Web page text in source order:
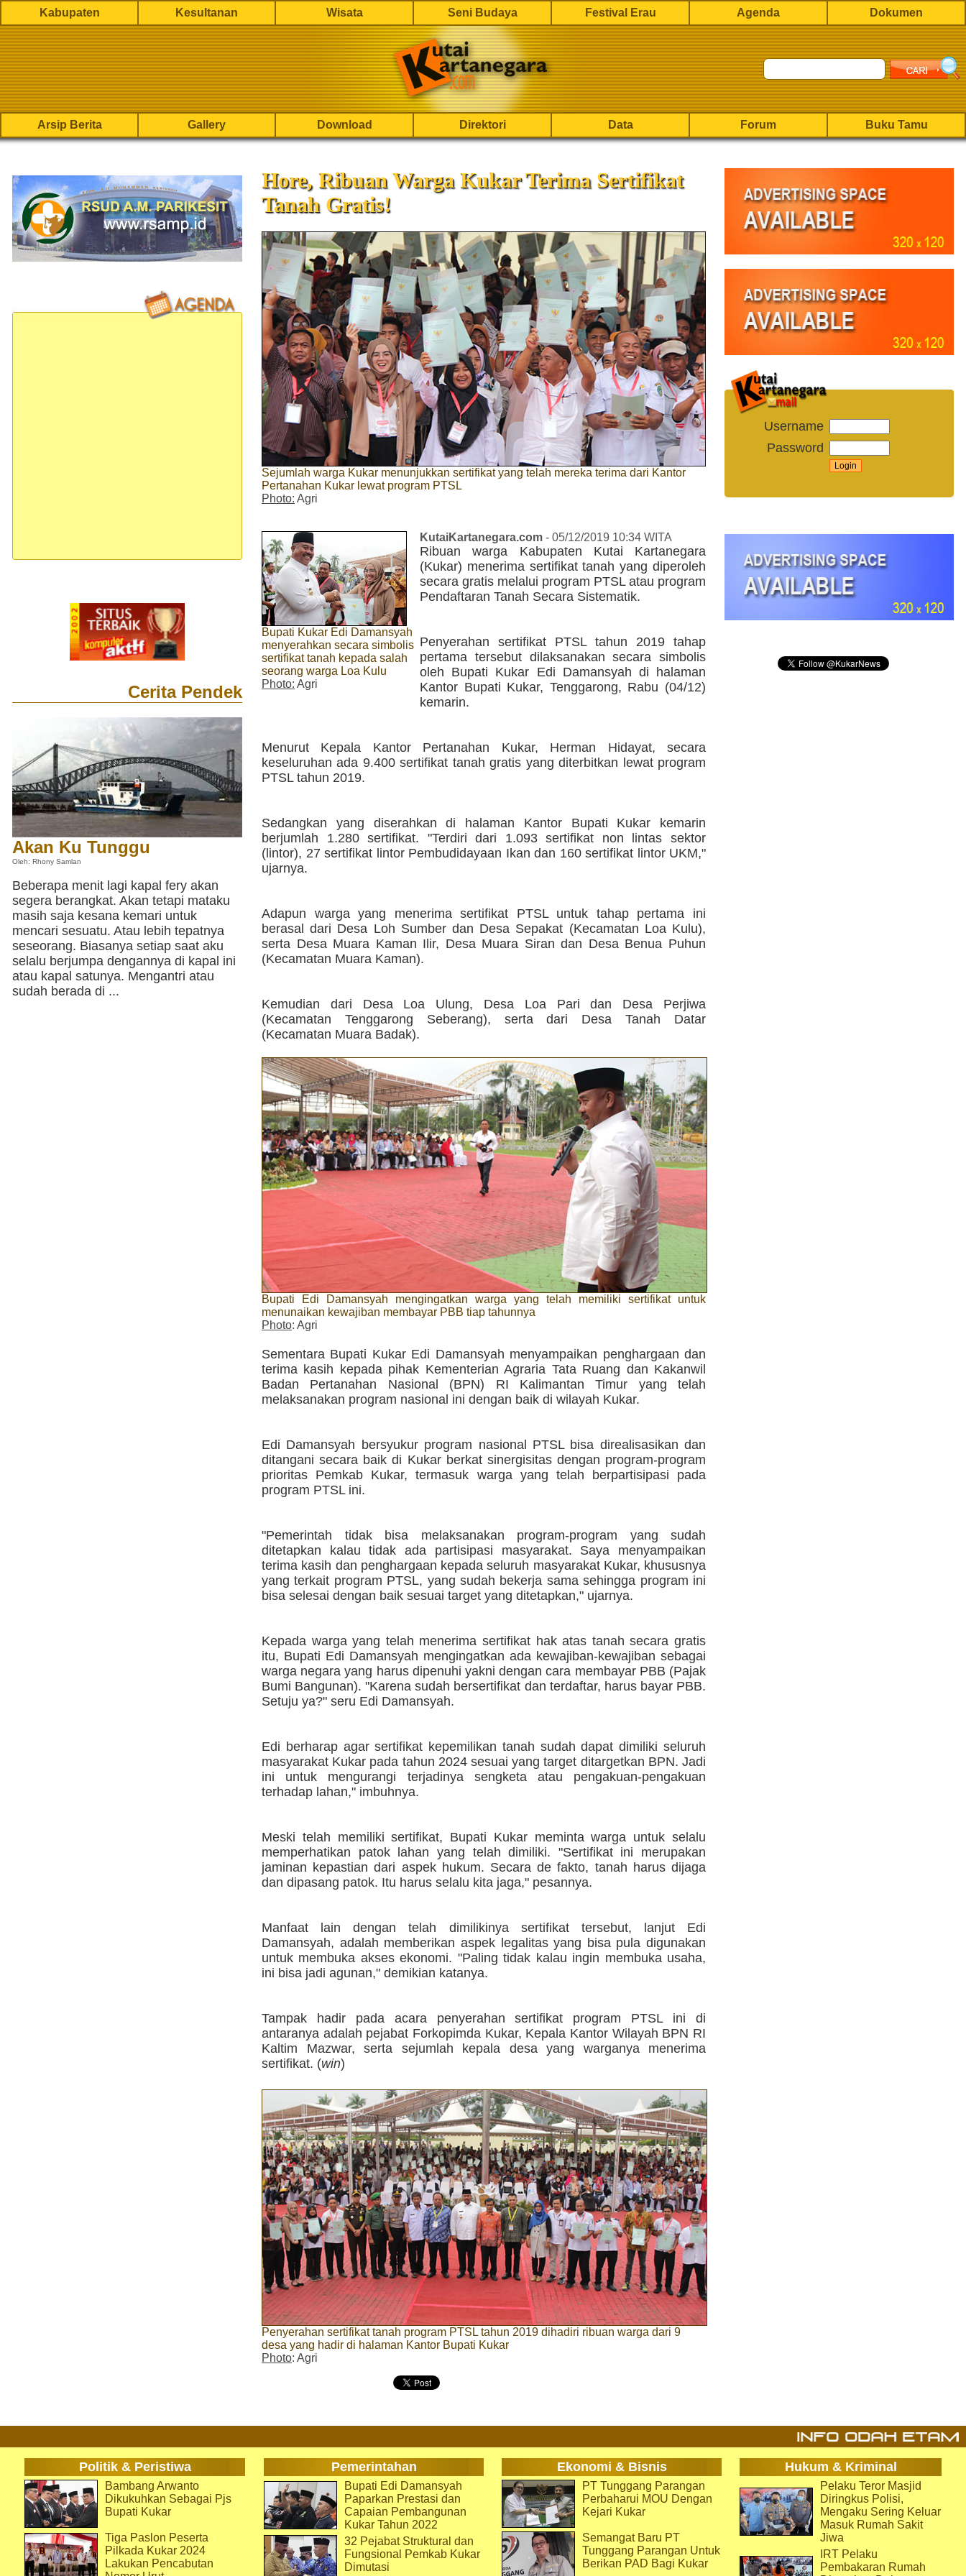
Kabupaten Kesultanan Wisata Seni Budaya Festival Erau Agenda Dokumen
Arsip Berita Gallery Download Direktori Data Forum Buku Tamu
Cerita Pendek
Akan Ku Tunggu
Oleh: Rhony Samlan
Beberapa menit lagi kapal fery akan
segera berangkat. Akan tetapi mataku
masih saja kesana kemari untuk
mencari sesuatu. Atau lebih tepatnya
seseorang. Biasanya setiap saat aku
selalu berjumpa dengannya di kapal ini
atau kapal satunya. Mengantri atau
sudah berada di ...
Hore, Ribuan Warga Kukar Terima Sertifikat
Tanah Gratis!
Sejumlah warga Kukar menunjukkan sertifikat yang telah mereka terima dari Kantor
Pertanahan Kukar lewat program PTSL
Photo: Agri
Bupati Kukar Edi Damansyah
menyerahkan secara simbolis
sertifikat tanah kepada salah
seorang warga Loa Kulu
Photo: Agri
KutaiKartanegara.com - 05/12/2019 10:34 WITA
Ribuan warga Kabupaten Kutai Kartanegara
(Kukar) menerima sertifikat tanah yang diperoleh
secara gratis melalui program PTSL atau program
Pendaftaran Tanah Secara Sistematik.
Penyerahan sertifikat PTSL tahun 2019 tahap
pertama tersebut dilaksanakan secara simbolis
oleh Bupati Kukar Edi Damansyah di halaman
Kantor Bupati Kukar, Tenggarong, Rabu (04/12)
kemarin.
Menurut Kepala Kantor Pertanahan Kukar, Herman Hidayat, secara
keseluruhan ada 9.400 sertifikat tanah gratis yang diterbitkan lewat program
PTSL tahun 2019.
Sedangkan yang diserahkan di halaman Kantor Bupati Kukar kemarin
berjumlah 1.280 sertifikat. "Terdiri dari 1.093 sertifikat non lintas sektor
(lintor), 27 sertifikat lintor Pembudidayaan Ikan dan 160 sertifikat lintor UKM,"
ujarnya.
Adapun warga yang menerima sertifikat PTSL untuk tahap pertama ini
berasal dari Desa Loh Sumber dan Desa Sepakat (Kecamatan Loa Kulu),
serta Desa Muara Kaman Ilir, Desa Muara Siran dan Desa Benua Puhun
(Kecamatan Muara Kaman).
Kemudian dari Desa Loa Ulung, Desa Loa Pari dan Desa Perjiwa
(Kecamatan Tenggarong Seberang), serta dari Desa Tanah Datar
(Kecamatan Muara Badak).
Bupati Edi Damansyah mengingatkan warga yang telah memiliki sertifikat untuk
menunaikan kewajiban membayar PBB tiap tahunnya
Photo: Agri
Sementara Bupati Kukar Edi Damansyah menyampaikan penghargaan dan
terima kasih kepada pihak Kementerian Agraria Tata Ruang dan Kakanwil
Badan Pertanahan Nasional (BPN) RI Kalimantan Timur yang telah
melaksanakan program nasional ini dengan baik di wilayah Kukar.
Edi Damansyah bersyukur program nasional PTSL bisa direalisasikan dan
ditangani secara baik di Kukar berkat sinergisitas dengan program-program
prioritas Pemkab Kukar, termasuk warga yang telah berpartisipasi pada
program PTSL ini.
"Pemerintah tidak bisa melaksanakan program-program yang sudah
ditetapkan kalau tidak ada partisipasi masyarakat. Saya menyampaikan
terima kasih dan penghargaan kepada seluruh masyarakat Kukar, khususnya
yang terkait program PTSL, yang sudah bekerja sama sehingga program ini
bisa selesai dengan baik sesuai target yang ditetapkan," ujarnya.
Kepada warga yang telah menerima sertifikat hak atas tanah secara gratis
itu, Bupati Edi Damansyah mengingatkan ada kewajiban-kewajiban sebagai
warga negara yang harus dipenuhi yakni dengan cara membayar PBB (Pajak
Bumi Bangunan). "Karena sudah bersertifikat dan terdaftar, harus bayar PBB.
Setuju ya?" seru Edi Damansyah.
Edi berharap agar sertifikat kepemilikan tanah sudah dapat dimiliki seluruh
masyarakat Kukar pada tahun 2024 sesuai yang target ditargetkan BPN. Jadi
ini untuk mengurangi terjadinya sengketa atau pengakuan-pengakuan
terhadap lahan," imbuhnya.
Meski telah memiliki sertifikat, Bupati Kukar meminta warga untuk selalu
memperhatikan patok lahan yang telah dimiliki. "Sertifikat ini merupakan
jaminan kepastian dari aspek hukum. Secara de fakto, tanah harus dijaga
dan dipasang patok. Itu harus selalu kita jaga," pesannya.
Manfaat lain dengan telah dimilikinya sertifikat tersebut, lanjut Edi
Damansyah, adalah memberikan aspek legalitas yang bisa pula digunakan
untuk membuka akses ekonomi. "Paling tidak kalau ingin membuka usaha,
ini bisa jadi agunan," demikian katanya.
Tampak hadir pada acara penyerahan sertifikat program PTSL ini di
antaranya adalah pejabat Forkopimda Kukar, Kepala Kantor Wilayah BPN RI
Kaltim Mazwar, serta sejumlah kepala desa yang warganya menerima
sertifikat. (win)
Penyerahan sertifikat tanah program PTSL tahun 2019 dihadiri ribuan warga dari 9
desa yang hadir di halaman Kantor Bupati Kukar
Photo: Agri
Username
Password
Politik & Peristiwa Pemerintahan Ekonomi & Bisnis Hukum & Kriminal
Bambang Arwanto
Dikukuhkan Sebagai Pjs
Bupati Kukar
Tiga Paslon Peserta
Pilkada Kukar 2024
Lakukan Pencabutan
Bupati Edi Damansyah
Paparkan Prestasi dan
Capaian Pembangunan
Kukar Tahun 2022
32 Pejabat Struktural dan
Fungsional Pemkab Kukar
Dimutasi
PT Tunggang Parangan
Perbaharui MOU Dengan
Kejari Kukar
Semangat Baru PT
Tunggang Parangan Untuk
Berikan PAD Bagi Kukar
Pelaku Teror Masjid
Diringkus Polisi,
Mengaku Sering Keluar
Masuk Rumah Sakit
Jiwa
IRT Pelaku
Pembakaran Rumah